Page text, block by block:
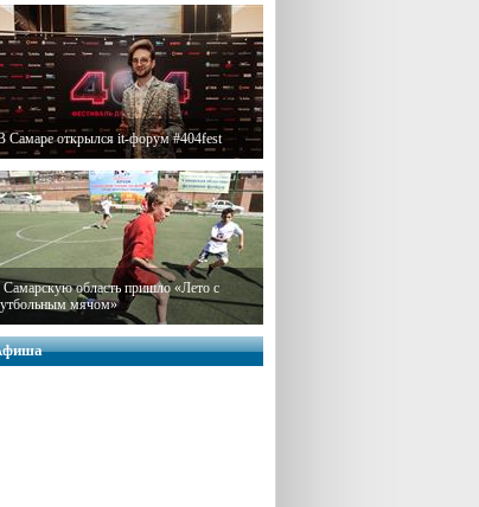
Самаре открылся it-форум #404fest
область пришло «Лето с
мячом»